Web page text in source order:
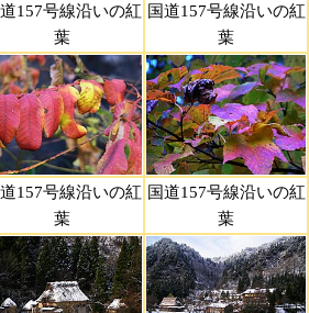
157号線沿いの紅
葉
国道157号線沿いの紅
葉
157号線沿いの紅
葉
国道157号線沿いの紅
葉